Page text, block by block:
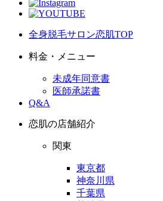
全身脱毛サロン恋肌TOP
料金・メニュー
未成年同意書
医師承諾書
Q&A
恋肌の店舗紹介
関東
東京都
神奈川県
千葉県